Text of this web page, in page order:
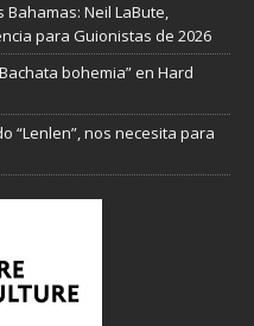
Neil LaBute,
para Guionistas de 2026
bohemia” en Hard
“Lenlen”, nos necesita para